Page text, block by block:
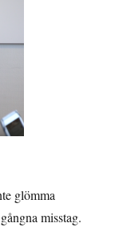
glömma
misstag.